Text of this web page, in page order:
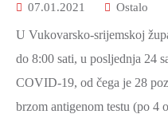
07.01.2021 Ostalo
U Vukovarsko-srijemskoj
do 8:00 sati, u posljednja 24
COVID-19, od čega je 28
brzom antigenom testu (po 4